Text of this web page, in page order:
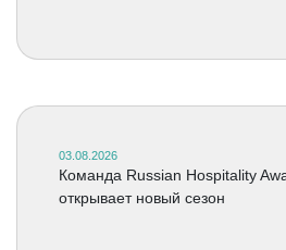
03.08.2026
Команда Russian Hospitality
открывает новый сезон